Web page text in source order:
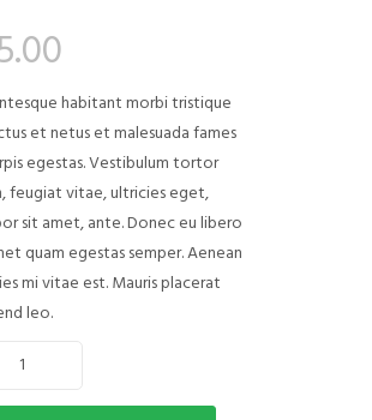
di
habitant morbi tristique
et netus et malesuada fames
egestas. Vestibulum tortor
feugiat vitae, ultricies eget,
sit amet, ante. Donec eu libero
quam egestas semper. Aenean
mi vitae est. Mauris placerat
leo.